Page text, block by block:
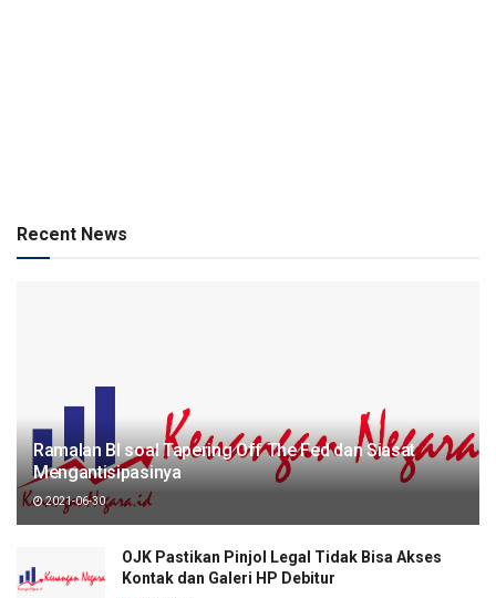
Recent News
Ramalan BI soal Tapering Off The Fed dan Siasat
Mengantisipasinya
2021-06-30
OJK Pastikan Pinjol Legal Tidak Bisa Akses
Kontak dan Galeri HP Debitur